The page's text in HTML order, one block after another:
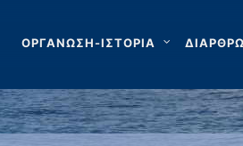
ΟΡΓΑΝΩΣΗ-ΙΣΤΟΡΙΑ